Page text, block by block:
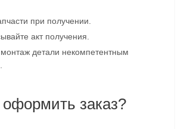
при получении.
акт получения.
детали некомпетентным
оформить заказ?